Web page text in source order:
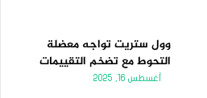
وول ستريت تواجه معضلة
التحوط مع تضخم التقييمات
أغسطس 16, 2025